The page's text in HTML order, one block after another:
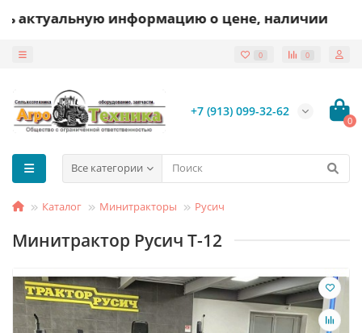
информацию о цене, наличии и сроках
0 0
+7 (913) 099-32-62
0
Все категории
Каталог Минитракторы Русич
Минитрактор Русич Т-12